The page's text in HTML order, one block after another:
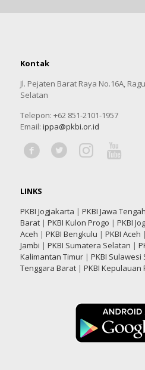
Kontak
Jl. Pejaten Barat Raya No.16A,
Selatan
Telepon: +62 851-2101-1957
Email: ippa@pkbi.or.id
LINKS
PKBI Jogjakarta | PKBI Jawa Tengah
Barat| PKBI Kulon Progo | PKBI
Aceh | PKBI Bengkulu | PKBI Aceh |
Jambi | PKBI Sumatera Selatan |
Kalimantan Timur| PKBI Sulawesi
Tenggara Barat| PKBI Kepulauan